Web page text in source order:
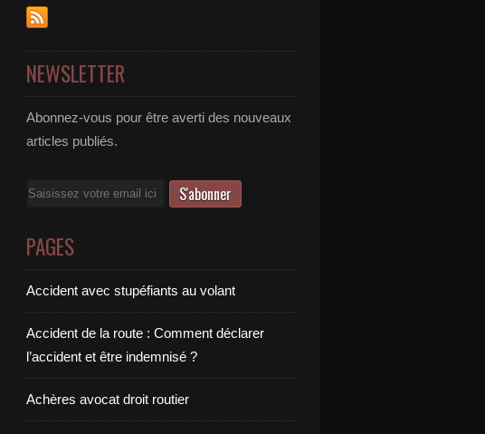
NEWSLETTER
Abonnez-vous pour être averti des nouveaux
articles publiés.
Email
PAGES
Accident avec stupéfiants au volant
Accident de la route : Comment déclarer
l’accident et être indemnisé ?
Achères avocat droit routier